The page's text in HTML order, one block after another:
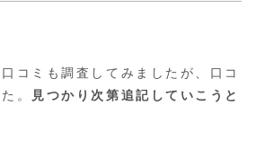
コミも調査してみましたが、口コ
。
見つかり次第追記していこうと